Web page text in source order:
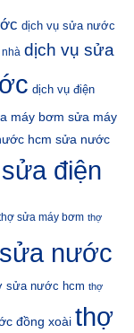
dịch vụ sửa nước
dịch vụ sửa
dịch vụ điện
máy bơm sửa máy
hcm sửa nước
sửa điện
sửa máy bơm thợ
nước
sửa nước hcm thợ
đồng xoài thợ